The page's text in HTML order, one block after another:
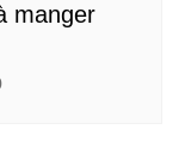
manger